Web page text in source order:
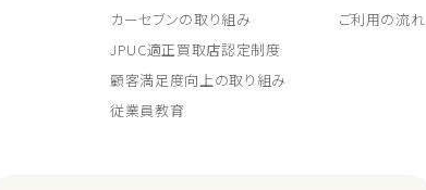
カーセブンの取り組み
JPUC適正買取店認定制度
顧客満足度向上の取り組み
従業員教育
ご利用の流れ